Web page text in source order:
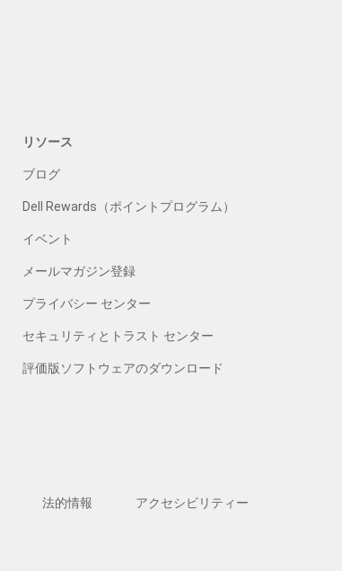
リソース
ブログ
Dell Rewards（ポイントプログラム）
イベント
メールマガジン登録
プライバシー センター
セキュリティとトラスト センター
評価版ソフトウェアのダウンロード
法的情報 アクセシビリティー